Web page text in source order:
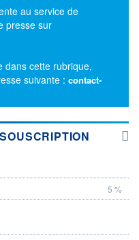
au service de
presse sur
dans cette rubrique,
suivante : contact-
5 %